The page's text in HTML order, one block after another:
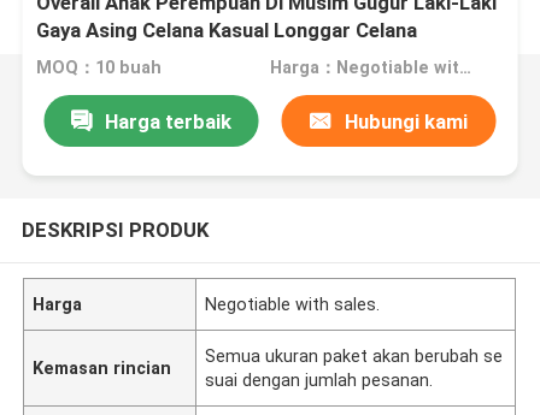
Gaya Asing Celana Kasual Longgar Celana
MOQ：10 buah Harga：Negotiable with sales.
Harga terbaik Hubungi kami
DESKRIPSI PRODUK
Harga Negotiable with sales.
Kemasan rincian
Semua ukuran paket akan berubah se
suai dengan jumlah pesanan.